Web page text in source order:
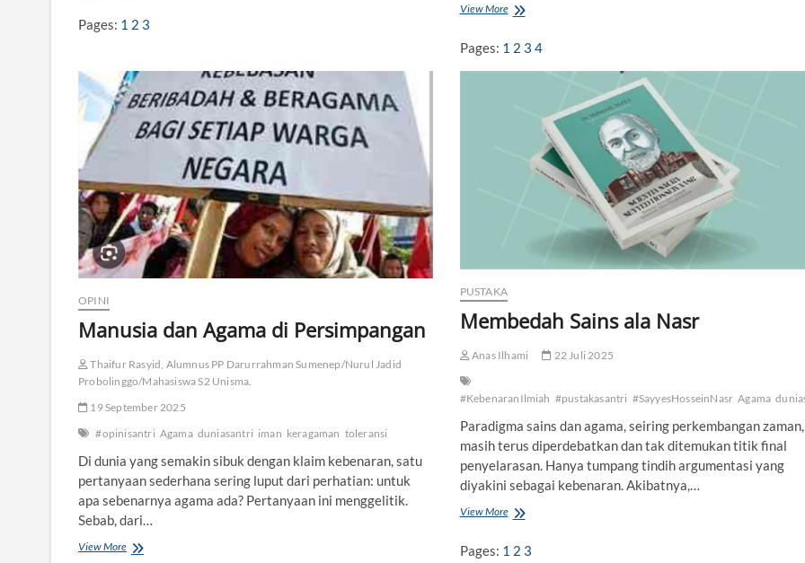
y
l
R
e
a
n
s
i
A
g
a
d
i
a
P
s
a
-
M
a
u
Pages: 1 2 3
View MoreK
a
p
m
r
t
a
a
n
A
a
m
Pages: 1 2 3 4
OPINI
Manusia dan Agama di Persimpangan
Thaifur Rasyid, Alumnus PP Darurrahman Sumenep/Nurul Jadid
Probolinggo/Mahasiswa S2 Unisma.
19 September 2025
#opinisantri Agama duniasantri iman keragaman toleransi
Di dunia yang semakin sibuk dengan klaim kebenaran, satu
pertanyaan sederhana sering luput dari perhatian: untuk
apa sebenarnya agama ada? Pertanyaan ini menggelitik.
Sebab, dari…
View More M
PUSTAKA
Membedah Sains ala Nasr
Anas Ilhami 22 Juli 2025
#KebenaranIlmiah #pustakasantri #SayyesHosseinNasr Agama
Paradigma sains dan agama, seiring perkembangan zaman,
masih terus diperdebatkan dan tak ditemukan titik final
penyelarasan. Hanya tumpang tindih argumentasi yang
diyakini sebagai kebenaran. Akibatnya,…
View MoreM
m
b
Pages: 1 2 3